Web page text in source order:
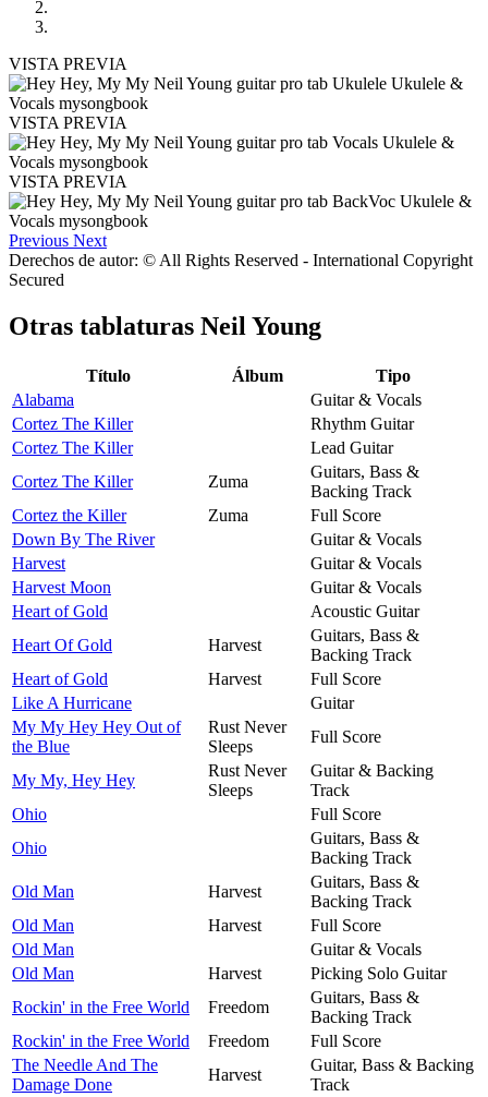
VISTA PREVIA
VISTA PREVIA
VISTA PREVIA
Previous Next
Derechos de autor: © All Rights Reserved - International Copyright
Secured
Otras tablaturas Neil Young
Título Álbum
Tipo
Alabama
Guitar & Vocals
Cortez The Killer
Rhythm Guitar
Cortez The Killer
Lead Guitar
Cortez The Killer
Zuma
Guitars, Bass &
Backing Track
Cortez the Killer
Zuma
Full Score
Down By The River
Guitar & Vocals
Harvest
Guitar & Vocals
Harvest Moon
Guitar & Vocals
Heart of Gold
Acoustic Guitar
Heart Of Gold
Harvest
Guitars, Bass &
Backing Track
Heart of Gold
Harvest
Full Score
Like A Hurricane
Guitar
My My Hey Hey Out of
the Blue
Rust Never
Sleeps
Full Score
My My, Hey Hey
Rust Never
Sleeps
Guitar & Backing
Track
Ohio
Full Score
Ohio
Guitars, Bass &
Backing Track
Old Man
Harvest
Guitars, Bass &
Backing Track
Old Man
Harvest
Full Score
Old Man
Guitar & Vocals
Old Man
Harvest
Picking Solo Guitar
Rockin' in the Free World
Freedom
Guitars, Bass &
Backing Track
Rockin' in the Free World
Freedom
Full Score
The Needle And The
Damage Done
Harvest
Guitar, Bass & Backing
Track